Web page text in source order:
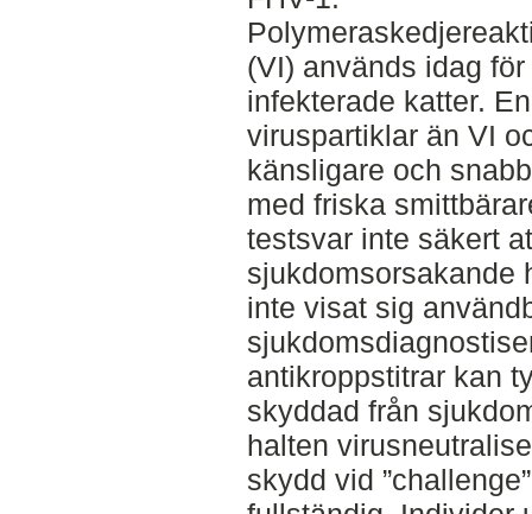
(VI) används idag
infekterade katter.
viruspartiklar än VI
känsligare och
med friska
testsvar inte säkert
sjukdomsorsakande
inte visat sig
antikroppstitrar kan
skyddad från
halten
skydd vid